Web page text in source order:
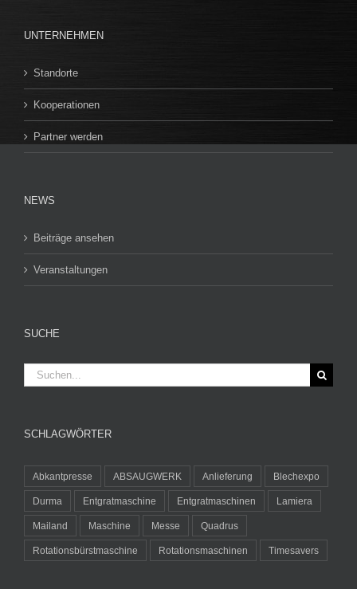
UNTERNEHMEN
Standorte
Kooperationen
Partner werden
NEWS
Beiträge ansehen
Veranstaltungen
SUCHE
Suche
nach:
SCHLAGWÖRTER
Abkantpresse ABSAUGWERK Anlieferung Blechexpo
Durma Entgratmaschine Entgratmaschinen Lamiera
Mailand Maschine Messe Quadrus
Rotationsbürstmaschine Rotationsmaschinen Timesavers